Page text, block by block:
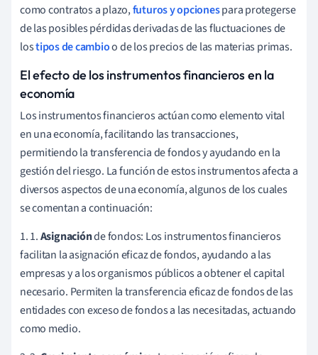
como contratos a plazo,futuros y opcionespara protegerse
de las posibles pérdidas derivadas de las fluctuaciones de
lostipos de cambioo de los precios de las materias primas.
El efecto de los instrumentos financieros en la
economía
Los instrumentos financieros actúan como elemento vital
en una economía, facilitando las transacciones,
permitiendo la transferencia de fondos y ayudando en la
gestión del riesgo. La función de estos instrumentos afecta a
diversos aspectos de una economía, algunos de los cuales
se comentan a continuación:
1. 1.Asignaciónde fondos: Los instrumentos financieros
facilitan la asignación eficaz de fondos, ayudando a las
empresas y a los organismos públicos a obtener el capital
necesario. Permiten la transferencia eficaz de fondos de las
entidades con exceso de fondos a las necesitadas, actuando
como medio.